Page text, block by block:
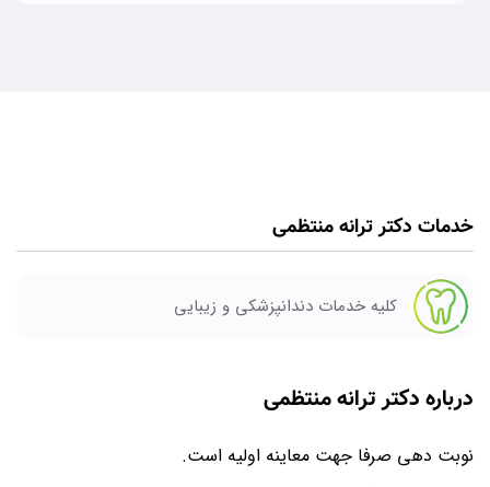
خدمات دکتر ترانه منتظمی
کلیه خدمات دندانپزشکی و زیبایی
درباره دکتر ترانه منتظمی
نوبت دهی صرفا جهت معاینه اولیه است.